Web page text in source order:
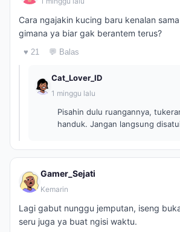
Cara ngajakin kucing baru kenalan
gimana ya biar gak berantem terus?
♥ 21 💬 Balas
Cat_Lover_ID
1 minggu lalu
Pisahin dulu ruangannya,
handuk. Jangan langsung
Gamer_Sejati
Kemarin
Lagi gabut nunggu jemputan, iseng
seru juga ya buat ngisi waktu.